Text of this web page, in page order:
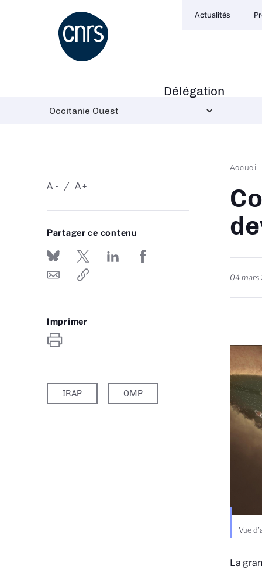
Navigation
principale
Délégation
secondaire
Actualités
-
A +
A
Partager ce contenu
Imprimer
IRAP OMP
Fil
Accueil
04 mars
Vue
La